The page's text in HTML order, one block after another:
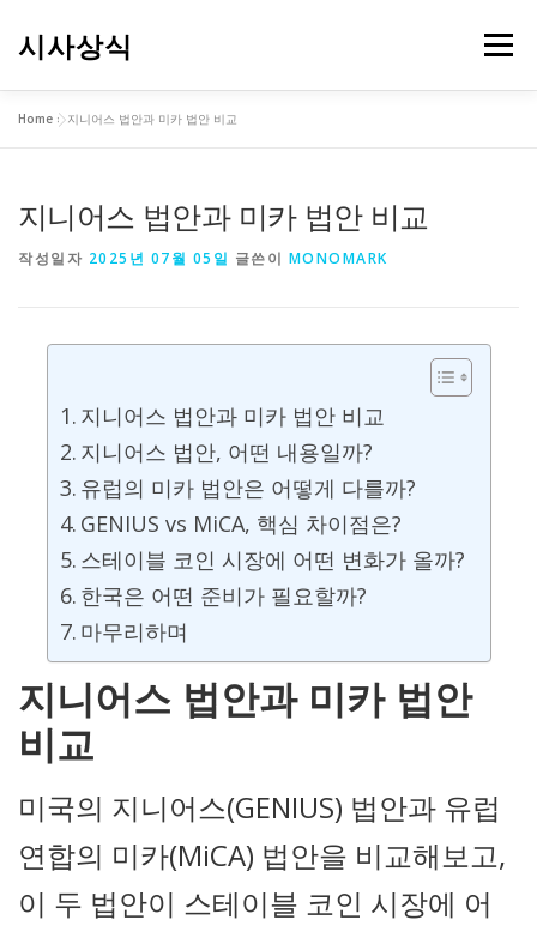
시사상식 메뉴
Home »지니어스 법안과 미카 법안 비교
지니어스 법안과 미카 법안 비교
작성일자 2025년 07월 05일 글쓴이 MONOMARK
지니어스 법안과 미카 법안 비교
지니어스 법안, 어떤 내용일까?
유럽의 미카 법안은 어떻게 다를까?
GENIUS vs MiCA, 핵심 차이점은?
스테이블 코인 시장에 어떤 변화가 올까?
한국은 어떤 준비가 필요할까?
마무리하며
지니어스 법안과 미카 법안
비교
미국의 지니어스(GENIUS) 법안과 유럽
연합의 미카(MiCA) 법안을 비교해보고,
이 두 법안이 스테이블 코인 시장에 어